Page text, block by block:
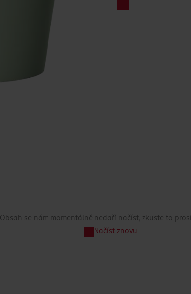
Obsah se nám momentálně nedaří načíst, zkuste to
Načíst znovu